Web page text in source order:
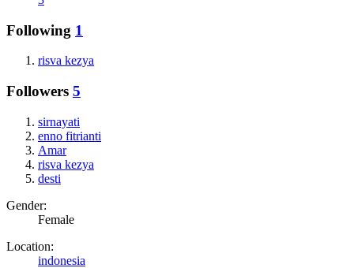
Following 1
risva kezya
Followers 5
sirnayati
enno fitrianti
Amar
risva kezya
desti
Gender:
Female
Location:
indonesia